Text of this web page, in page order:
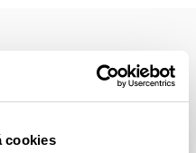
cookies
IN